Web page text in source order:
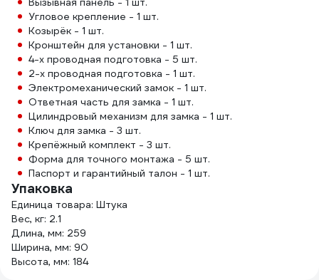
Угловое крепление - 1 шт.
Козырёк - 1 шт.
Кронштейн для установки - 1 шт.
4-х проводная подготовка - 5 шт.
2-х проводная подготовка - 1 шт.
Электромеханический замок - 1 шт.
Ответная часть для замка - 1 шт.
Цилиндровый механизм для замка - 1 шт.
Ключ для замка - 3 шт.
Крепёжный комплект - 3 шт.
Форма для точного монтажа - 5 шт.
Паспорт и гарантийный талон - 1 шт.
Упаковка
Единица товара: Штука
Вес, кг: 2.1
Длина, мм: 259
Ширина, мм: 90
Высота, мм: 184